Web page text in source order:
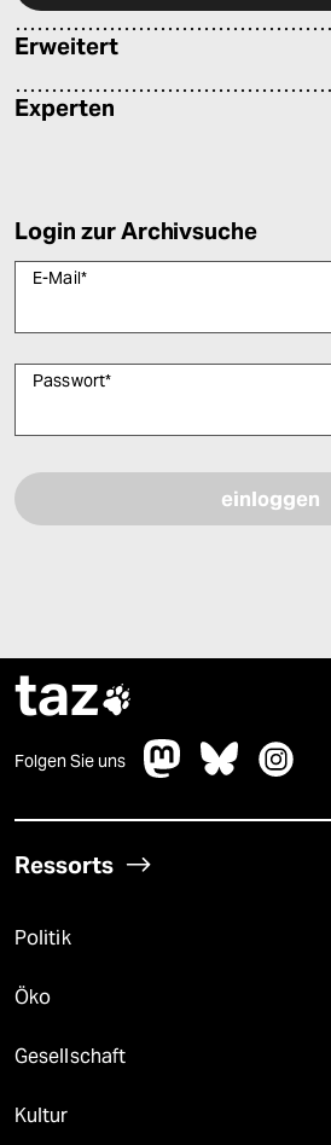
Erweitert
Experten
Login zur Archivsuche
E-Mail*
Passwort*
taz
Folgen Sie uns
Ressorts
Politik
Öko
Gesellschaft
Kultur